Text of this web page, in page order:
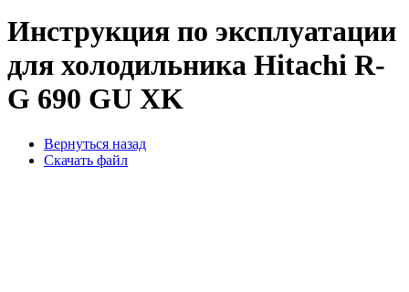
Инструкция по эксплуатации
для холодильника Hitachi R-
G 690 GU XK
Вернуться назад
Скачать файл